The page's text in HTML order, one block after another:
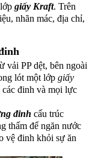
giấy Kraft. Trên
nhãn mác, địa chỉ,
vải PP dệt, bên ngoài
lót một lớp giấy
đinh và mọi lực
đinh cấu trúc
thấm để ngăn nước
vệ đinh khỏi sự ăn